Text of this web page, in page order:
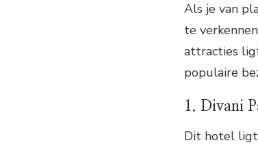
Als je van
te
attracties
populaire
1. Divani
Dit hotel ligt